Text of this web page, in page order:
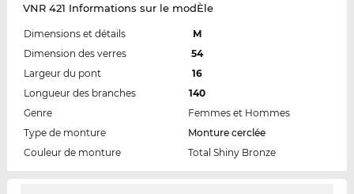
VNR 421 Informations sur le modÈle
Dimensions et détails
M
Dimension des verres
54
Largeur du pont
16
Longueur des branches
140
Genre
Femmes et Hommes
Type de monture
Monture cerclée
Couleur de monture
Total Shiny Bronze